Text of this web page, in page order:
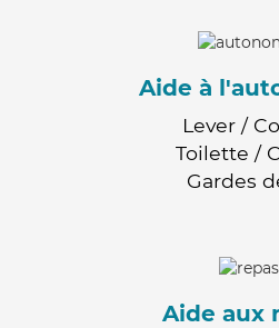
Aide à
Lever /
Toilette /
Gardes
Aide aux